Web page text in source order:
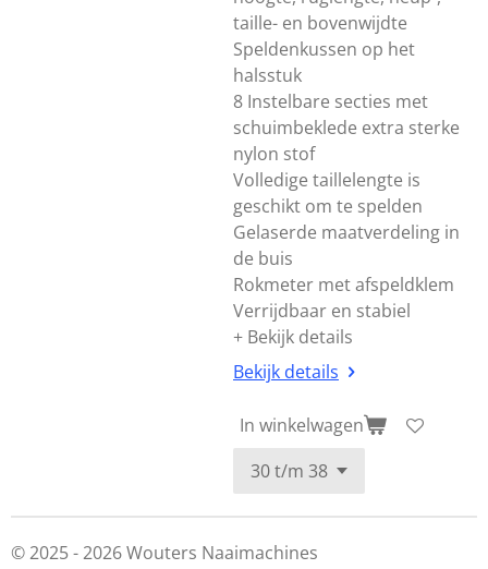
taille- en bovenwijdte
Speldenkussen op het
halsstuk
8 Instelbare secties met
schuimbeklede extra sterke
nylon stof
Volledige taillelengte is
geschikt om te spelden
Gelaserde maatverdeling in
de buis
Rokmeter met afspeldklem
Verrijdbaar en stabiel
+ Bekijk details
Bekijk details
In winkelwagen
© 2025 - 2026 Wouters Naaimachines